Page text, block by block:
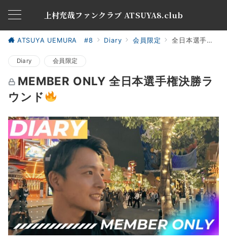
上村充哉ファンクラブ ATSUYA8.club
ATSUYA UEMURA #8 Diary 会員限定 全日本選手権決勝ラウンド
Diary 会員限定
MEMBER ONLY 全日本選手権決勝ラ
ウンド